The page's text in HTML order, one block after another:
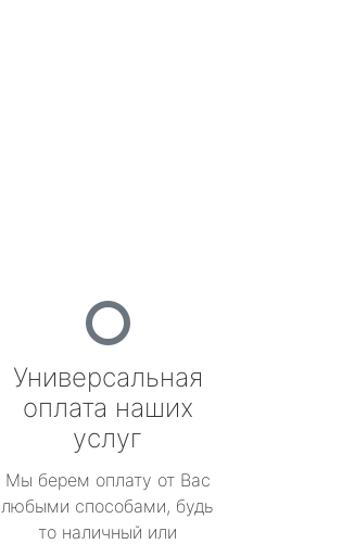
Универсальная
оплата наших
услуг
Мы берем оплату от Вас
любыми способами, будь
то наличный или